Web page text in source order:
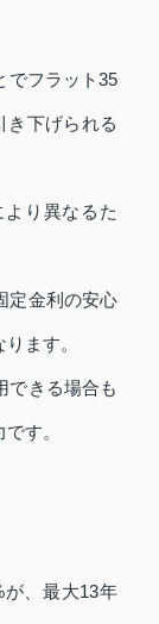
でフラット35
き下げられる
り異なるた
定金利の安心
ます。
できる場合も
す。
、最大13年